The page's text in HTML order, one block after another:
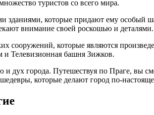
туристов со всего мира.
зданиями, которые придают ему особый
внимание своей роскошью и деталями.
сооружений, которые являются
Телевизионная башня Зижков.
дух города. Путешествуя по Праге, вы
которые делают город по-